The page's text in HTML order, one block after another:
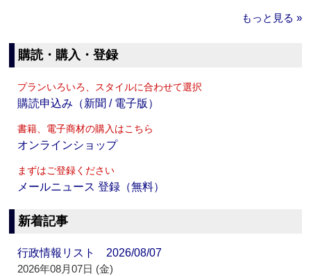
もっと見る »
購読・購入・登録
プランいろいろ、スタイルに合わせて選択
購読申込み（新聞 / 電子版）
書籍、電子商材の購入はこちら
オンラインショップ
まずはご登録ください
メールニュース 登録（無料）
新着記事
行政情報リスト 2026/08/07
2026年08月07日 (金)